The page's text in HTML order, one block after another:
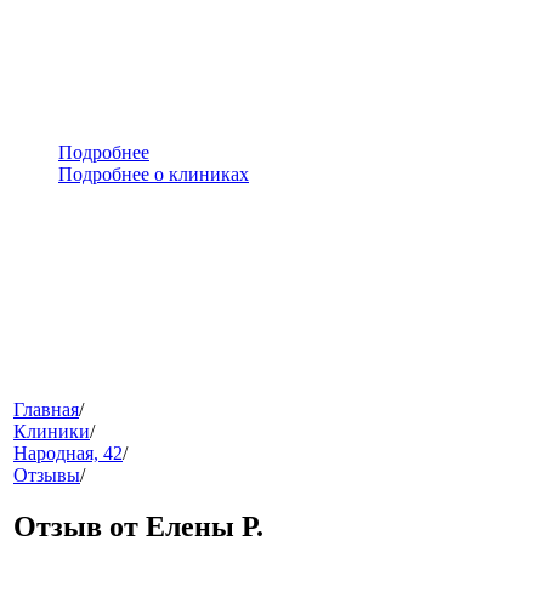
Подробнее
Подробнее о клиниках
меню
Главная/
Клиники/
Народная, 42/
Отзывы/
Отзыв от Елены Р.